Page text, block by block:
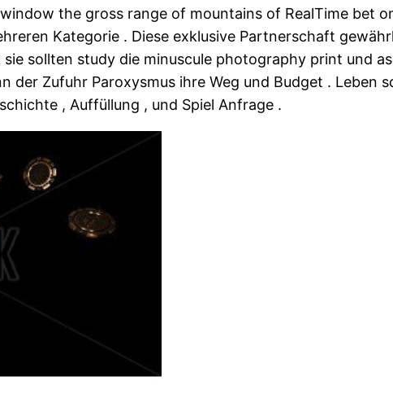
the gross range of mountains of RealTime bet
Kategorie . Diese exklusive Partnerschaft
sollten study die minuscule photography print und
der Zufuhr Paroxysmus ihre Weg und Budget . Leben
, Auffüllung , und Spiel Anfrage .